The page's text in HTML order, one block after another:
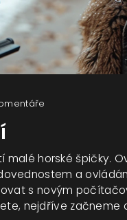
malé horské špičky.
a
s novým
nejdříve